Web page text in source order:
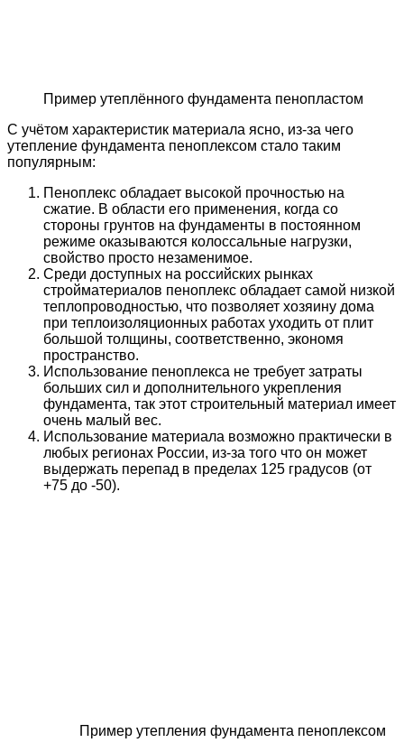
Пример утеплённого фундамента пенопластом
С учётом характеристик материала ясно, из-за чего
утепление фундамента пеноплексом стало таким
популярным:
Пеноплекс обладает высокой прочностью на
сжатие. В области его применения, когда со
стороны грунтов на фундаменты в постоянном
режиме оказываются колоссальные нагрузки,
свойство просто незаменимое.
Среди доступных на российских рынках
стройматериалов пеноплекс обладает самой низкой
теплопроводностью, что позволяет хозяину дома
при теплоизоляционных работах уходить от плит
большой толщины, соответственно, экономя
пространство.
Использование пеноплекса не требует затраты
больших сил и дополнительного укрепления
фундамента, так этот строительный материал имеет
очень малый вес.
Использование материала возможно практически в
любых регионах России, из-за того что он может
выдержать перепад в пределах 125 градусов (от
+75 до -50).
Пример утепления фундамента пеноплексом